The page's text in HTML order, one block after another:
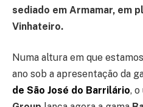
sediado em Armamar, em
Vinhateiro.
Numa altura em que
ano sob a apresentação da
de São José do Barrilário, o